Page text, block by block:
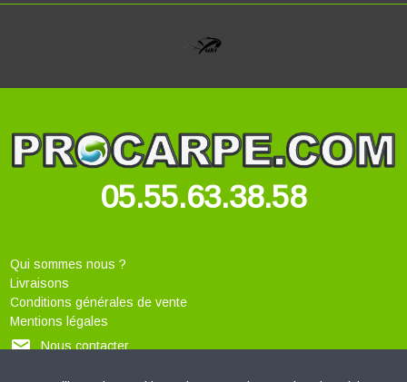
05.55.63.38.58
Qui sommes nous ?
Livraisons
Conditions générales de vente
Mentions légales
local_post_office
Nous contacter